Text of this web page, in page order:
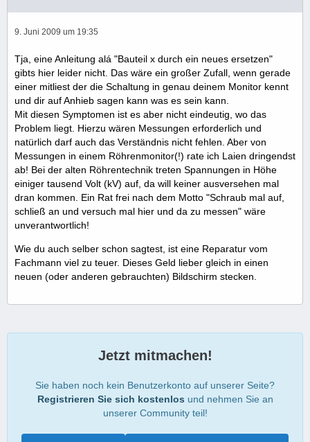
9. Juni 2009 um 19:35
Tja, eine Anleitung alá "Bauteil x durch ein neues ersetzen"
gibts hier leider nicht. Das wäre ein großer Zufall, wenn gerade
einer mitliest der die Schaltung in genau deinem Monitor kennt
und dir auf Anhieb sagen kann was es sein kann.
Mit diesen Symptomen ist es aber nicht eindeutig, wo das
Problem liegt. Hierzu wären Messungen erforderlich und
natürlich darf auch das Verständnis nicht fehlen. Aber von
Messungen in einem Röhrenmonitor(!) rate ich Laien dringendst
ab! Bei der alten Röhrentechnik treten Spannungen in Höhe
einiger tausend Volt (kV) auf, da will keiner ausversehen mal
dran kommen. Ein Rat frei nach dem Motto "Schraub mal auf,
schließ an und versuch mal hier und da zu messen" wäre
unverantwortlich!
Wie du auch selber schon sagtest, ist eine Reparatur vom
Fachmann viel zu teuer. Dieses Geld lieber gleich in einen
neuen (oder anderen gebrauchten) Bildschirm stecken.
Jetzt mitmachen!
Sie haben noch kein Benutzerkonto auf unserer Seite?
Registrieren Sie sich kostenlos und nehmen Sie an
unserer Community teil!